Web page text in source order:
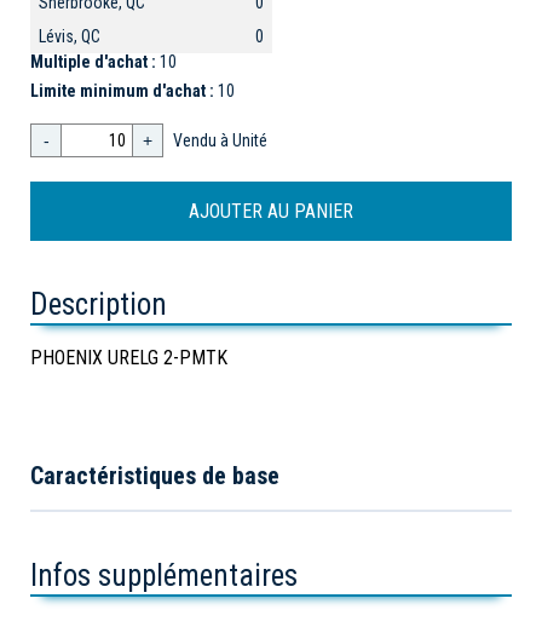
Lévis, QC
0
Multiple d'achat : 10
Limite minimum d'achat : 10
- + Vendu à Unité
Description
PHOENIX URELG 2-PMTK
Caractéristiques de base
Infos supplémentaires